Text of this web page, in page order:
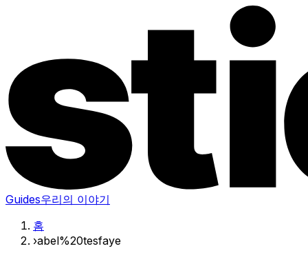
Guides우리의 이야기
홈
›abel%20tesfaye